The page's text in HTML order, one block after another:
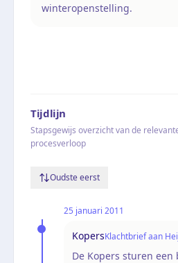
winteropenstelling.
Tijdlijn
Stapsgewijs overzicht van de
procesverloop
Oudste eerst
25 januari 2011
KopersKlachtbrief aan
De Kopers sturen